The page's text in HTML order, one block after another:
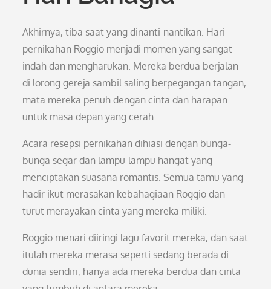
Akhirnya, tiba saat yang dinanti-nantikan. Hari
pernikahan Roggio menjadi momen yang sangat
indah dan mengharukan. Mereka berdua berjalan
di lorong gereja sambil saling berpegangan tangan,
mata mereka penuh dengan cinta dan harapan
untuk masa depan yang cerah.
Acara resepsi pernikahan dihiasi dengan bunga-
bunga segar dan lampu-lampu hangat yang
menciptakan suasana romantis. Semua tamu yang
hadir ikut merasakan kebahagiaan Roggio dan
turut merayakan cinta yang mereka miliki.
Roggio menari diiringi lagu favorit mereka, dan saat
itulah mereka merasa seperti sedang berada di
dunia sendiri, hanya ada mereka berdua dan cinta